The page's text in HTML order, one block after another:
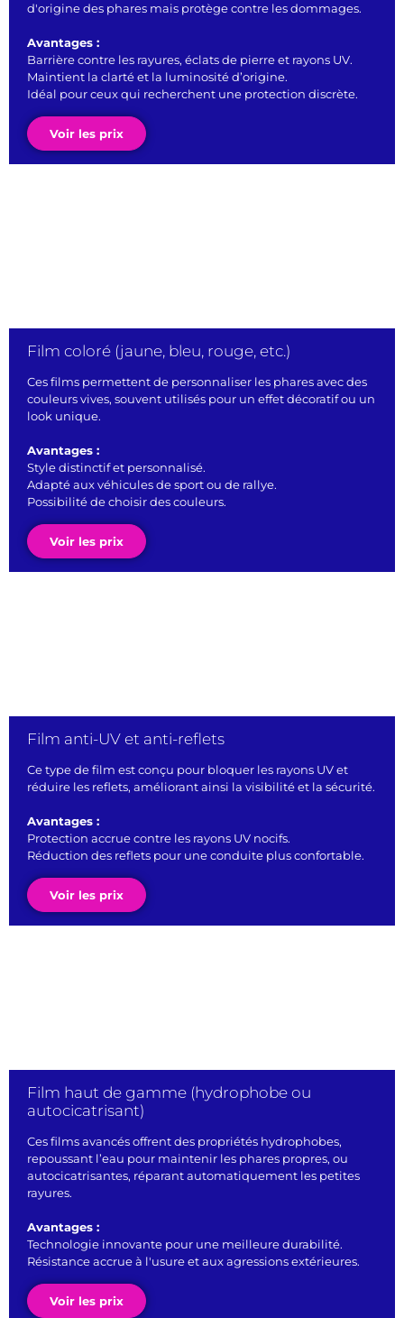
d'origine des phares mais protège contre les dommages.
Avantages :
Barrière contre les rayures, éclats de pierre et rayons UV.
Maintient la clarté et la luminosité d’origine.
Idéal pour ceux qui recherchent une protection discrète.
Voir les prix
Film coloré (jaune, bleu, rouge, etc.)
Ces films permettent de personnaliser les phares avec des
couleurs vives, souvent utilisés pour un effet décoratif ou un
look unique.
Avantages :
Style distinctif et personnalisé.
Adapté aux véhicules de sport ou de rallye.
Possibilité de choisir des couleurs.
Voir les prix
Film anti-UV et anti-reflets
Ce type de film est conçu pour bloquer les rayons UV et
réduire les reflets, améliorant ainsi la visibilité et la sécurité.
Avantages :
Protection accrue contre les rayons UV nocifs.
Réduction des reflets pour une conduite plus confortable.
Voir les prix
Film haut de gamme (hydrophobe ou
autocicatrisant)
Ces films avancés offrent des propriétés hydrophobes,
repoussant l’eau pour maintenir les phares propres, ou
autocicatrisantes, réparant automatiquement les petites
rayures.
Avantages :
Technologie innovante pour une meilleure durabilité.
Résistance accrue à l'usure et aux agressions extérieures.
Voir les prix